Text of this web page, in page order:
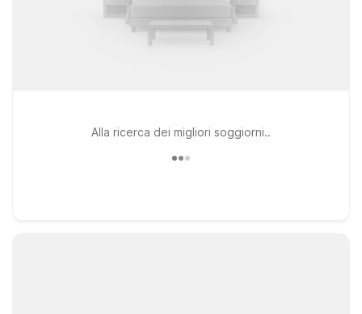
Alla ricerca dei migliori soggiorni..